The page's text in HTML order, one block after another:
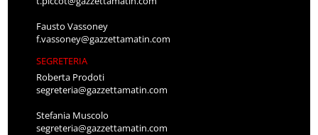
Fausto Vassoney
f.vassoney@gazzettamatin.com
SEGRETERIA
Roberta Prodoti
segreteria@gazzettamatin.com
Stefania Muscolo
segreteria@gazzettamatin.com